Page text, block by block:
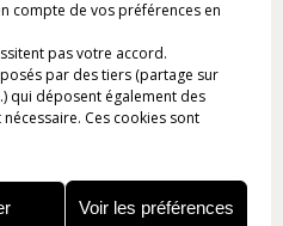
compte de vos préférences en
pas votre accord.
par des tiers (partage sur
qui déposent également des
Ces cookies sont
Voir les préférences